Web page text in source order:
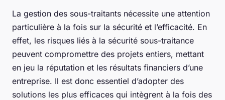
La gestion des sous-traitants nécessite une attention
particulière à la fois sur la sécurité et l’efficacité. En
effet, les risques liés à la sécurité sous-traitance
peuvent compromettre des projets entiers, mettant
en jeu la réputation et les résultats financiers d’une
entreprise. Il est donc essentiel d’adopter des
solutions les plus efficaces qui intègrent à la fois des